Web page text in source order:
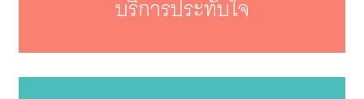
บริการประทับใจ